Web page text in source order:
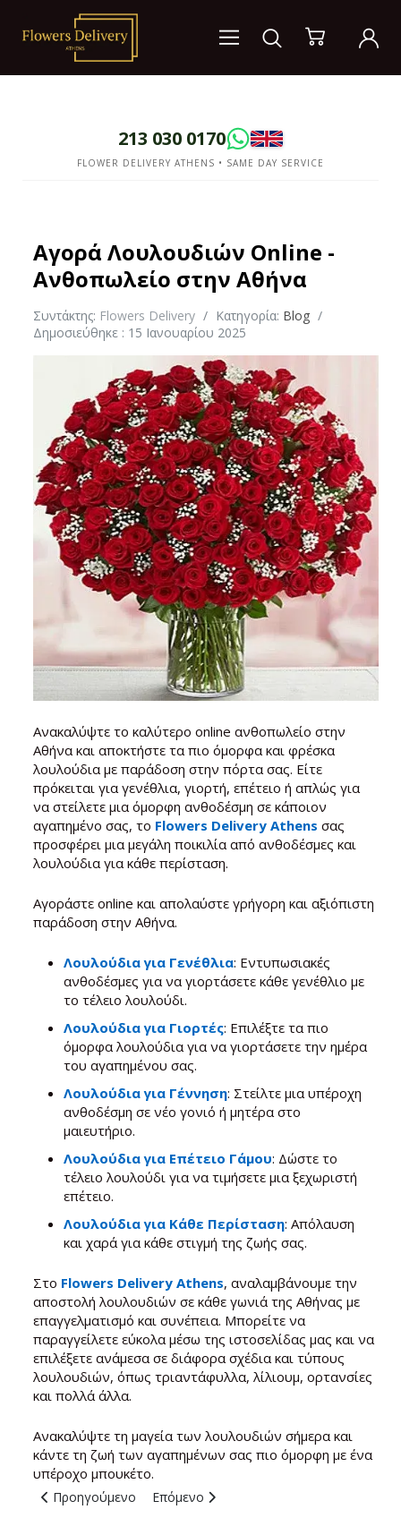
213 030 0170
FLOWER DELIVERY ATHENS • SAME DAY SERVICE
Αγορά Λουλουδιών Online -
Ανθοπωλείο στην Αθήνα
Συντάκτης: Flowers Delivery Κατηγορία: Blog
Δημοσιεύθηκε : 15 Ιανουαρίου 2025
Ανακαλύψτε το καλύτερο online ανθοπωλείο στην
Αθήνα και αποκτήστε τα πιο όμορφα και φρέσκα
λουλούδια με παράδοση στην πόρτα σας. Είτε
πρόκειται για γενέθλια, γιορτή, επέτειο ή απλώς για
να στείλετε μια όμορφη ανθοδέσμη σε κάποιον
αγαπημένο σας, το Flowers Delivery Athens σας
προσφέρει μια μεγάλη ποικιλία από ανθοδέσμες και
λουλούδια για κάθε περίσταση.
Αγοράστε online και απολαύστε γρήγορη και αξιόπιστη
παράδοση στην Αθήνα.
Λουλούδια για Γενέθλια: Εντυπωσιακές
ανθοδέσμες για να γιορτάσετε κάθε γενέθλιο με
το τέλειο λουλούδι.
Λουλούδια για Γιορτές: Επιλέξτε τα πιο
όμορφα λουλούδια για να γιορτάσετε την ημέρα
του αγαπημένου σας.
Λουλούδια για Γέννηση: Στείλτε μια υπέροχη
ανθοδέσμη σε νέο γονιό ή μητέρα στο
μαιευτήριο.
Λουλούδια για Επέτειο Γάμου: Δώστε το
τέλειο λουλούδι για να τιμήσετε μια ξεχωριστή
επέτειο.
Λουλούδια για Κάθε Περίσταση: Απόλαυση
και χαρά για κάθε στιγμή της ζωής σας.
Στο Flowers Delivery Athens, αναλαμβάνουμε την
αποστολή λουλουδιών σε κάθε γωνιά της Αθήνας με
επαγγελματισμό και συνέπεια. Μπορείτε να
παραγγείλετε εύκολα μέσω της ιστοσελίδας μας και να
επιλέξετε ανάμεσα σε διάφορα σχέδια και τύπους
λουλουδιών, όπως τριαντάφυλλα, λίλιουμ, ορτανσίες
και πολλά άλλα.
Ανακαλύψτε τη μαγεία των λουλουδιών σήμερα και
κάντε τη ζωή των αγαπημένων σας πιο όμορφη με ένα
υπέροχο μπουκέτο.
Προηγούμενο άρθρο: E-shop Ανθοπωλείο - Flowers Delivery
Προηγούμενο Επόμενο άρθρο: Αποστολή Λουλουδιών
Επόμενο